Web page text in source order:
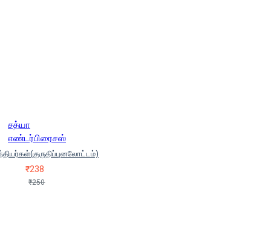
சத்யா
எண்டர்பிரைசஸ்
₹238
₹250